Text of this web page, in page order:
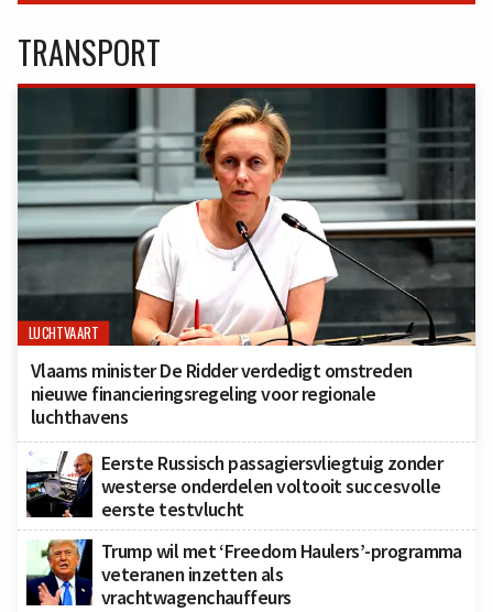
TRANSPORT
LUCHTVAART
Vlaams minister De Ridder verdedigt omstreden
nieuwe financieringsregeling voor regionale
luchthavens
Eerste Russisch passagiersvliegtuig zonder
westerse onderdelen voltooit succesvolle
eerste testvlucht
Trump wil met ‘Freedom Haulers’-programma
veteranen inzetten als
vrachtwagenchauffeurs